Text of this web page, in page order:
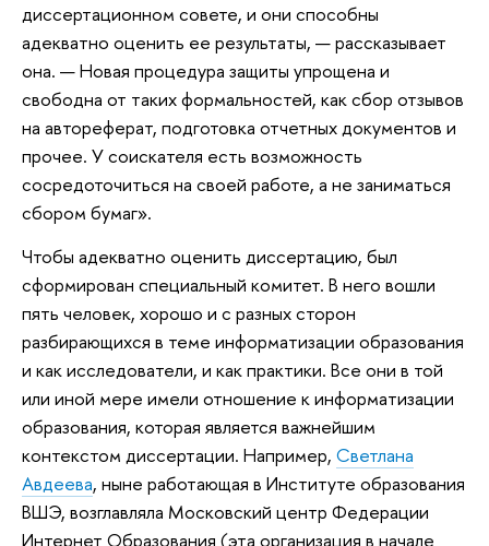
диссертационном совете, и они способны
адекватно оценить ее результаты, — рассказывает
она. — Новая процедура защиты упрощена и
свободна от таких формальностей, как сбор отзывов
на автореферат, подготовка отчетных документов и
прочее. У соискателя есть возможность
сосредоточиться на своей работе, а не заниматься
сбором бумаг».
Чтобы адекватно оценить диссертацию, был
сформирован специальный комитет. В него вошли
пять человек, хорошо и с разных сторон
разбирающихся в теме информатизации образования
и как исследователи, и как практики. Все они в той
или иной мере имели отношение к информатизации
образования, которая является важнейшим
контекстом диссертации. Например, Светлана
Авдеева, ныне работающая в Институте образования
ВШЭ, возглавляла Московский центр Федерации
Интернет Образования (эта организация в начале